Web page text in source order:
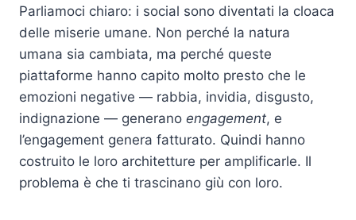
Parliamoci chiaro: i social sono diventati la cloaca
delle miserie umane. Non perché la natura
umana sia cambiata, ma perché queste
piattaforme hanno capito molto presto che le
emozioni negative — rabbia, invidia, disgusto,
indignazione — generano engagement, e
l’engagement genera fatturato. Quindi hanno
costruito le loro architetture per amplificarle. Il
problema è che ti trascinano giù con loro.